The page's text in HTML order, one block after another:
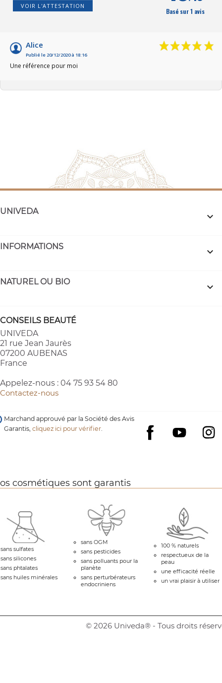
VOIR L'ATTESTATION
Basé sur 1 avis
Alice
Publié le 20/12/2020 à 18:16
Une référence pour moi
UNIVEDA 
INFORMATIONS 
NATUREL OU BIO 
CONSEILS BEAUTÉ
UNIVEDA
21 rue Jean Jaurès
07200 AUBENAS
France
Appelez-nous : 04 75 93 54 80
Contactez-nous
Facebook
YouTube
Marchand approuvé par la Société des Avis
Garantis,cliquez ici pour vérifier.
cosmétiques sont garantis
sans sulfates
sans silicones
sans phtalates
sans huiles minérales
sans OGM
sans pesticides
sans polluants pour la
planète
sans perturbérateurs
endocriniens
100 % naturels
respectueux de la
peau
une efficacité réelle
un vrai plaisir à utiliser
© 2026 Univeda® - Tous droits